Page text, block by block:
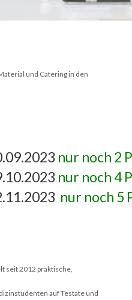
und Catering in den
nur noch 2
nur noch 4
nur noch 5
seit 2012 praktische,
auf Testate und